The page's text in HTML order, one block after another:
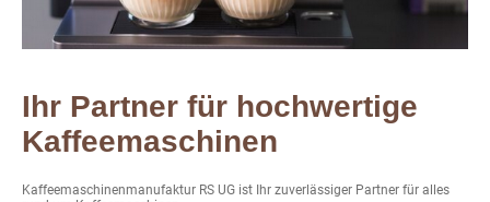
Ihr Partner für hochwertige
Kaffeemaschinen
Kaffeemaschinenmanufaktur RS UG ist Ihr zuverlässiger Partner für alles